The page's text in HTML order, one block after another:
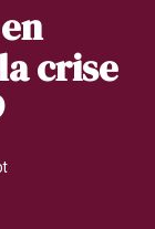
crise